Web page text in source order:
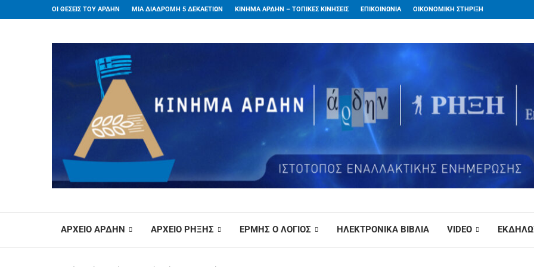
ΟΙ ΘΕΣΕΙΣ ΤΟΥ ΑΡΔΗΝ ΜΙΑ ΔΙΑΔΡΟΜΗ 5 ΔΕΚΑΕΤΙΩΝ ΚΙΝΗΜΑ ΑΡΔΗΝ – ΤΟΠΙΚΕΣ ΚΙΝΗΣΕΙΣ ΕΠΙΚΟΙΝΩΝΙΑ ΟΙΚΟΝΟΜΙΚΗ ΣΤΗΡΙΞΗ
ΑΡΧΕΙΟ ΑΡΔΗΝ ΑΡΧΕΙΟ ΡΗΞΗΣ ΕΡΜΗΣ Ο ΛΟΓΙΟΣ ΗΛΕΚΤΡΟΝΙΚΑ ΒΙΒΛΙΑ VIDEO